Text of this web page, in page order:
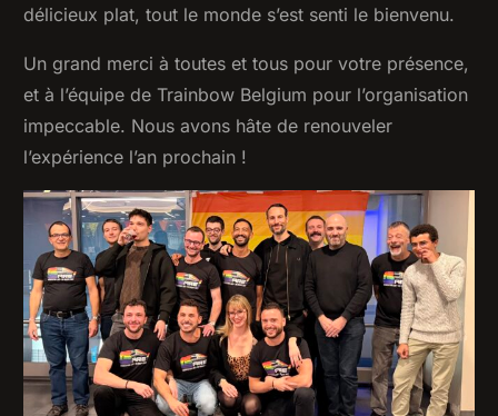
délicieux plat, tout le monde s’est senti le bienvenu.
Un grand merci à toutes et tous pour votre présence,
et à l’équipe de Trainbow Belgium pour l’organisation
impeccable. Nous avons hâte de renouveler
l’expérience l’an prochain !